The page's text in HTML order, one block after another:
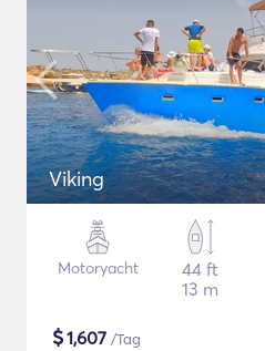
Viking
Motoryacht
44 ft
13 m
$1,607 /Tag